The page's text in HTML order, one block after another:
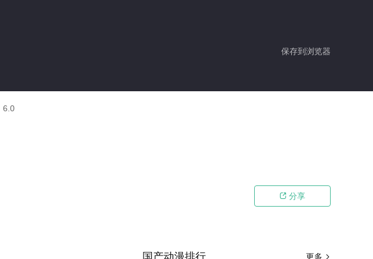
保存到浏览器
6.0
 分享
更多 
国产动漫排行